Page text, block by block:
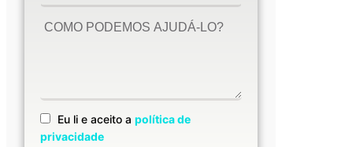
Eu li e aceito a política de
privacidade